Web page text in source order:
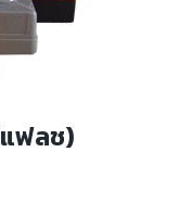
ฟลช)